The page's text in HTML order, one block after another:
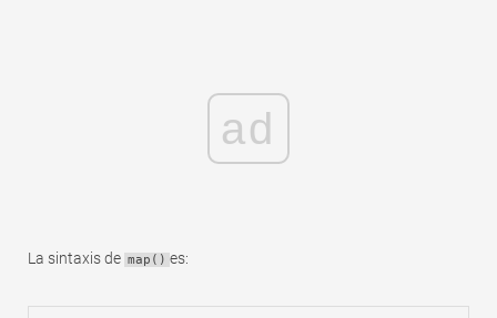
Noticias
Tabla dinámica
ad
La sintaxis de map() es: